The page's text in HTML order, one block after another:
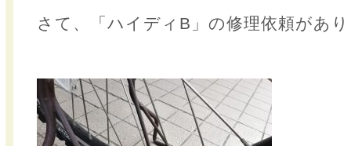
さて、「ハイディB」の修理依頼があ